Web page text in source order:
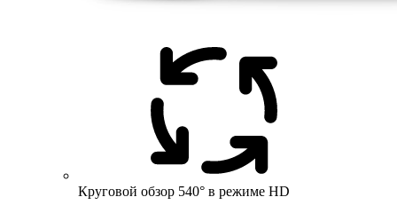
Круговой обзор 540° в режиме HD